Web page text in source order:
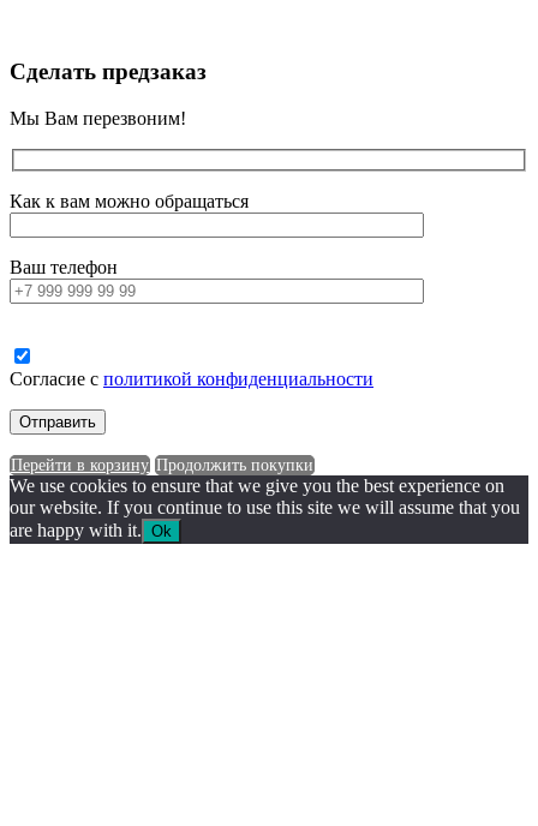
Сделать предзаказ
Мы Вам перезвоним!
Как к вам можно обращаться
Ваш телефон
Согласие с политикой конфиденциальности
Перейти в корзину Продолжить покупки
We use cookies to ensure that we give you the best experience on
our website. If you continue to use this site we will assume that you
are happy with it. Ok